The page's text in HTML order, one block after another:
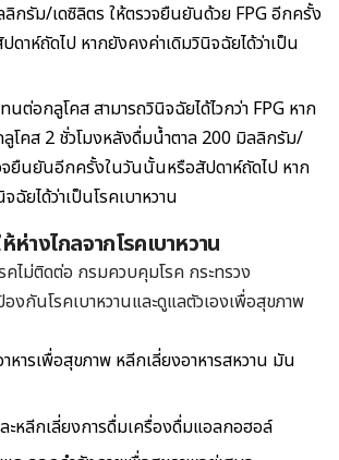
ลิกรัม/เดซิลิตร ให้ตรวจยืนยันด้วย FPG อีกครั้ง
าห์ถัดไป หากยังคงค่าเดิมวินิจฉัยได้ว่าเป็น
นต่อกลูโคส สามารถวินิจฉัยได้ไวกว่า FPG หาก
โคส 2 ชั่วโมงหลังดื่มน้ำตาล 200 มิลลิกรัม/
จยืนยันอีกครั้งในวันนั้นหรือสัปดาห์ถัดไป หาก
ฉัยได้ว่าเป็นโรคเบาหวาน
ห่างไกลจากโรคเบาหวาน
คไม่ติดต่อ กรมควบคุมโรค กระทรวง
งกันโรคเบาหวานและดูแลตัวเองเพื่อสุขภาพ
หารเพื่อสุขภาพ หลีกเลี่ยงอาหารสหวาน มัน
หลีกเลี่ยงการดื่มเครื่องดื่มแอลกอฮอล์